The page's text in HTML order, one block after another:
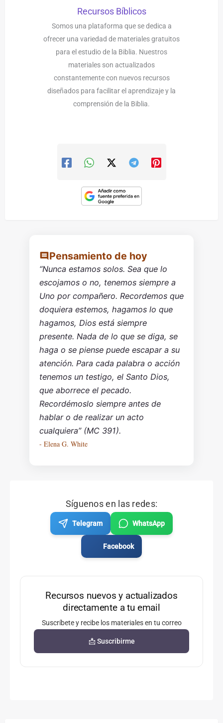
Recursos Bíblicos
Somos una plataforma que se dedica a
ofrecer una variedad de materiales gratuitos
para el estudio de la Biblia. Nuestros
materiales son actualizados
constantemente con nuevos recursos
diseñados para facilitar el aprendizaje y la
comprensión de la Biblia.
Pensamiento de hoy
“Nunca estamos solos. Sea que lo
escojamos o no, tenemos siempre a
Uno por compañero. Recordemos que
doquiera estemos, hagamos lo que
hagamos, Dios está siempre
presente. Nada de lo que se diga, se
haga o se piense puede escapar a su
atención. Para cada palabra o acción
tenemos un testigo, el Santo Dios,
que aborrece el pecado.
Recordémoslo siempre antes de
hablar o de realizar un acto
cualquiera” (MC 391).
- Elena G. White
Síguenos en las redes:
Telegram WhatsApp
Facebook
Recursos nuevos y actualizados
directamente a tu email
Suscríbete y recibe los materiales en tu correo
📩 Suscribirme